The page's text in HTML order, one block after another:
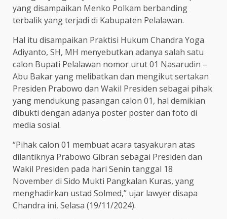
yang disampaikan Menko Polkam berbanding
terbalik yang terjadi di Kabupaten Pelalawan.
Hal itu disampaikan Praktisi Hukum Chandra Yoga
Adiyanto, SH, MH menyebutkan adanya salah satu
calon Bupati Pelalawan nomor urut 01 Nasarudin –
Abu Bakar yang melibatkan dan mengikut sertakan
Presiden Prabowo dan Wakil Presiden sebagai pihak
yang mendukung pasangan calon 01, hal demikian
dibukti dengan adanya poster poster dan foto di
media sosial.
“Pihak calon 01 membuat acara tasyakuran atas
dilantiknya Prabowo Gibran sebagai Presiden dan
Wakil Presiden pada hari Senin tanggal 18
November di Sido Mukti Pangkalan Kuras, yang
menghadirkan ustad Solmed,” ujar lawyer disapa
Chandra ini, Selasa (19/11/2024).